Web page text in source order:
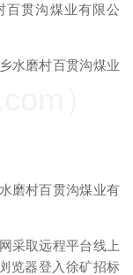
百贯沟煤业有限公
水磨村百贯沟煤业
磨村百贯沟煤业有
采取远程平台线上
览器登入徐矿招标
）